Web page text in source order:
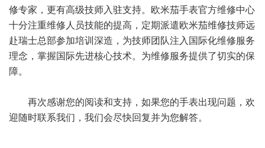
修专家，更有高级技师入驻支持。欧米茄手表官方维修中心
十分注重维修人员技能的提高，定期派遣欧米茄维修技师远
赴瑞士总部参加培训深造，为技师团队注入国际化维修服务
理念，掌握国际先进核心技术。为维修服务提供了切实的保
障。
再次感谢您的阅读和支持，如果您的手表出现问题，欢
迎随时联系我们，我们会尽快回复并为您解答。